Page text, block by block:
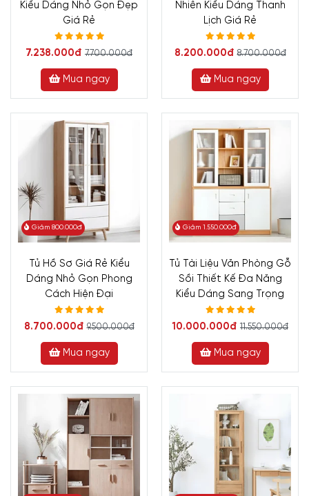
Kiểu Dáng Nhỏ Gọn Đẹp
Giá Rẻ
7.238.000đ 7.700.000đ
Mua ngay
Nhiên Kiểu Dáng Thanh
Lịch Giá Rẻ
8.200.000đ 8.700.000đ
Mua ngay
Giảm 800.000đ
Tủ Hồ Sơ Giá Rẻ Kiểu
Dáng Nhỏ Gọn Phong
Cách Hiện Đại
8.700.000đ 9.500.000đ
Mua ngay
Giảm 1.550.000đ
Tủ Tài Liệu Văn Phòng Gỗ
Sồi Thiết Kế Đa Năng
Kiểu Dáng Sang Trọng
10.000.000đ 11.550.000đ
Mua ngay